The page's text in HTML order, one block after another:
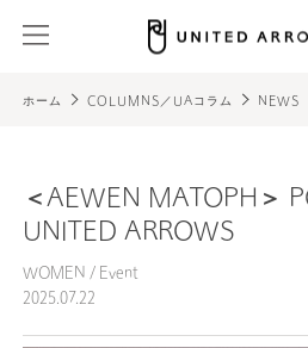
ホーム COLUMNS／UAコラム NEWS
＜AEWEN MATOPH＞
UNITED ARROWS
WOMEN / Event
2025.07.22